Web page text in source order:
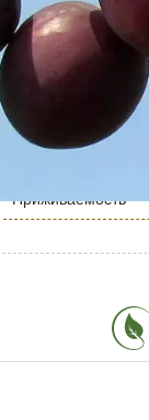
Глубина посадки
Подвой
Производитель
Приживаемость